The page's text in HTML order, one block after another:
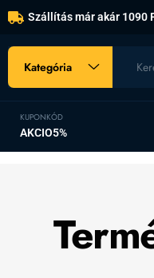
Szállítás már akár 1090
Kategória
KUPONKÓD
AKCIO5%